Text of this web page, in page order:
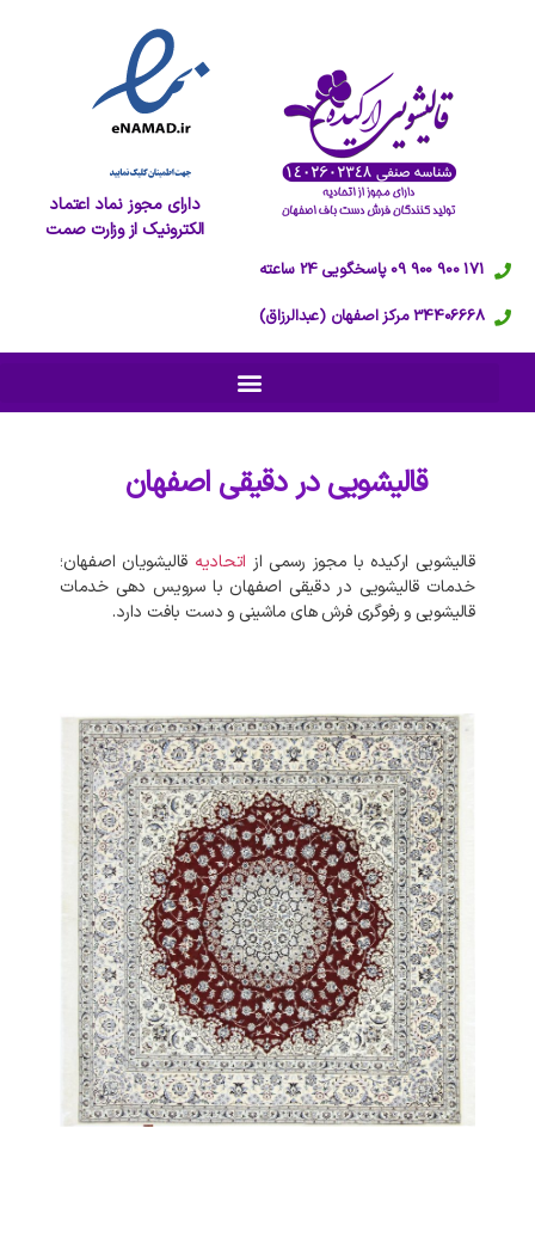
دارای مجوز نماد اعتماد
الکترونیک از وزارت صمت
171 900 900 09 پاسخگویی 24 ساعته
34406668 مرکز اصفهان (عبدالرزاق)
قالیشویی دردقیقی اصفهان
قالیشویی ارکیده با مجوز رسمی از اتحادیه قالیشویان اصفهان؛
خدمات قالیشویی در دقیقی اصفهان با سرویس دهی خدمات
قالیشویی و رفوگری فرش های ماشینی و دست بافت دارد.